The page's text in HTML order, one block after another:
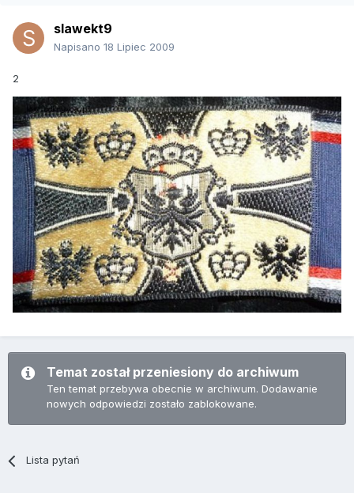
slawekt9
Napisano 18 Lipiec 2009
2
Temat został przeniesiony do archiwum
Ten temat przebywa obecnie w archiwum. Dodawanie
nowych odpowiedzi zostało zablokowane.
Lista pytań